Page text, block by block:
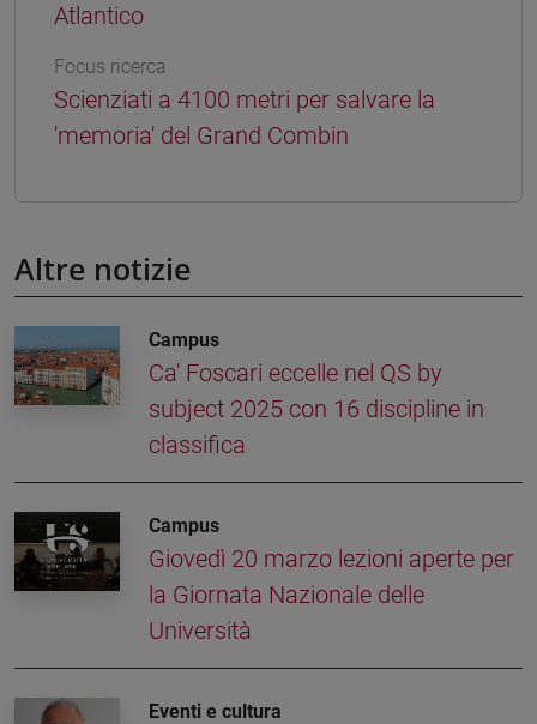
Atlantico
Focus ricerca
Scienziati a 4100 metri per salvare la
'memoria' del Grand Combin
Altre notizie
Campus
Ca' Foscari eccelle nel QS by
subject 2025 con 16 discipline in
classifica
Campus
Giovedì 20 marzo lezioni aperte per
la Giornata Nazionale delle
Università
Eventi e cultura